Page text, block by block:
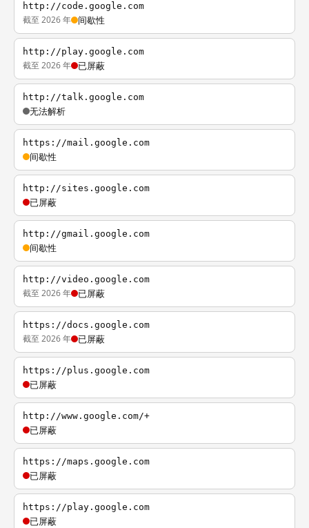
http://code.google.com
截至 2026 年 间歇性
http://play.google.com
截至 2026 年 已屏蔽
http://talk.google.com
无法解析
https://mail.google.com
间歇性
http://sites.google.com
已屏蔽
http://gmail.google.com
间歇性
http://video.google.com
截至 2026 年 已屏蔽
https://docs.google.com
截至 2026 年 已屏蔽
https://plus.google.com
已屏蔽
http://www.google.com/+
已屏蔽
https://maps.google.com
已屏蔽
https://play.google.com
已屏蔽